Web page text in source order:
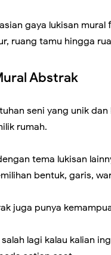
gaya lukisan
ruang tamu hingga
Abstrak
seni yang unik
rumah.
tema lukisan
bentuk, garis,
juga punya
lagi kalau kalian